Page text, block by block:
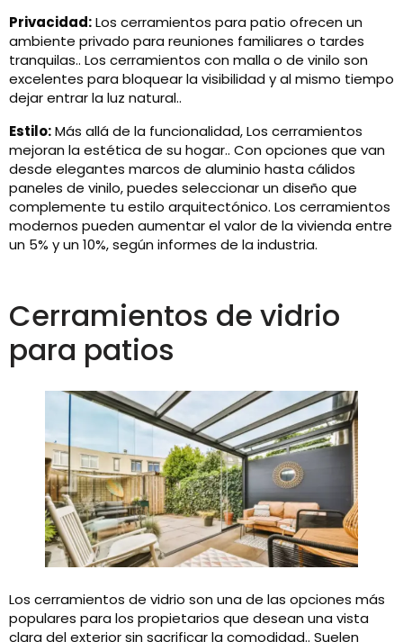
Privacidad:Los cerramientos para patio ofrecen un
ambiente privado para reuniones familiares o tardes
tranquilas.. Los cerramientos con malla o de vinilo son
excelentes para bloquear la visibilidad y al mismo tiempo
dejar entrar la luz natural..
Estilo:Más allá de la funcionalidad, Los cerramientos
mejoran la estética de su hogar.. Con opciones que van
desde elegantes marcos de aluminio hasta cálidos
paneles de vinilo, puedes seleccionar un diseño que
complemente tu estilo arquitectónico. Los cerramientos
modernos pueden aumentar el valor de la vivienda entre
un 5% y un 10%, según informes de la industria.
Cerramientos de vidrio
para patios
Los cerramientos de vidrio son una de las opciones más
populares para los propietarios que desean una vista
clara del exterior sin sacrificar la comodidad.. Suelen